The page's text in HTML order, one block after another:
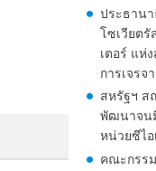
ประธาน
โซเวียต
เตอร์ แห่
การเจรจ
สหรัฐฯ ส
พัฒนาจน
หน่วยซีไอ
คณะกรร